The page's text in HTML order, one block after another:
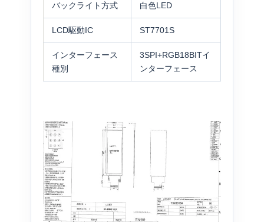
バックライト方式 白色LED
LCD駆動IC ST7701S
インターフェース
種別
3SPI+RGB18BITイ
ンターフェース